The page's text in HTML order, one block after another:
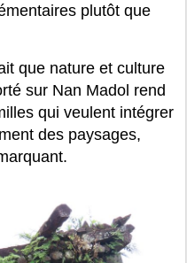
plutôt que
que nature et culture
sur Nan Madol rend
qui veulent intégrer
des paysages,